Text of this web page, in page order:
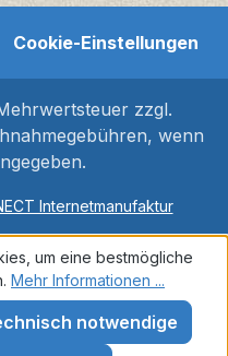
Cookie-Einstellungen
zzgl.
wenn
Internetmanufaktur
um eine bestmögliche
Mehr Informationen ...
notwendige